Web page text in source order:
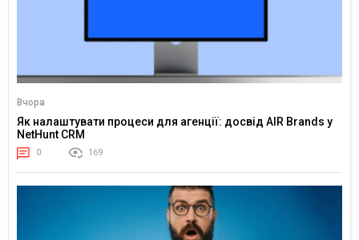
Вчора
Як налаштувати процеси для агенції: досвід AIR Brands у
NetHunt CRM
0 169